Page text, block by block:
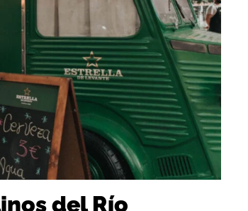
del Río